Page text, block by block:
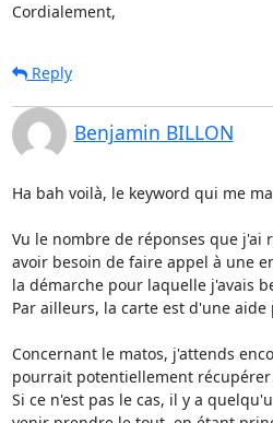
Cordialement,
Reply
Benjamin BILLON
Ha bah voilà, le keyword qui me
Vu le nombre de réponses que j'ai
avoir besoin de faire appel à une
la démarche pour laquelle j'avais
Par ailleurs, la carte est d'une aide
Concernant le matos, j'attends
pourrait potentiellement récupérer
Si ce n'est pas le cas, il y a